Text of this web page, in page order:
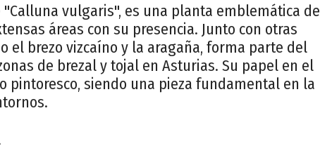
vulgaris", es una planta emblemática de
áreas con su presencia. Junto con otras
el brezo vizcaíno y la aragaña, forma parte del
de brezal y tojal en Asturias. Su papel en el
pintoresco, siendo una pieza fundamental en la